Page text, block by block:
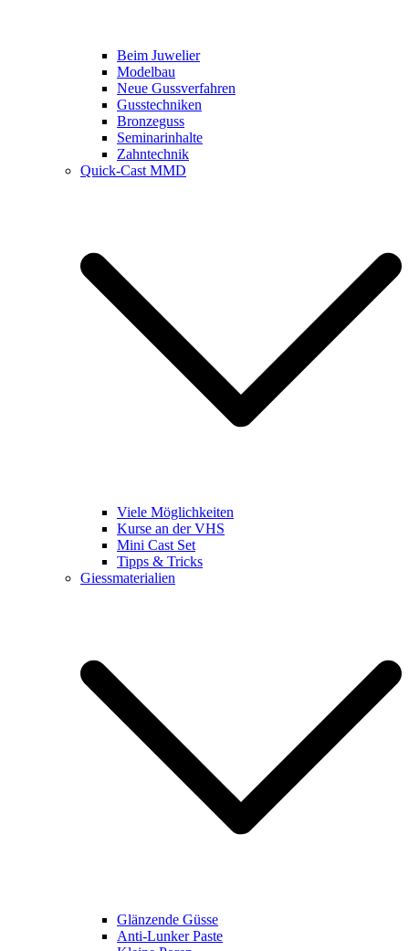
Beim Juwelier
Modelbau
Neue Gussverfahren
Gusstechniken
Bronzeguss
Seminarinhalte
Zahntechnik
Quick-Cast MMD
Viele Möglichkeiten
Kurse an der VHS
Mini Cast Set
Tipps & Tricks
Giessmaterialien
Glänzende Güsse
Anti-Lunker Paste